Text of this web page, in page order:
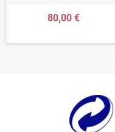
80,00 €